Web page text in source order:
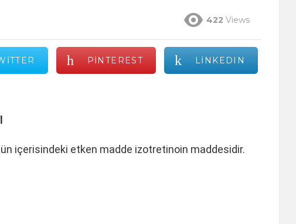
422 Views
PINTEREST LINKEDIN
içerisindeki etken madde izotretinoin maddesidir.